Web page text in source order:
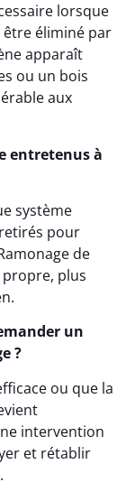
lorsque
être éliminé par
apparaît
ou un bois
aux
entretenus à
système
pour
de
plus
un
?
ou que la
intervention
et rétablir